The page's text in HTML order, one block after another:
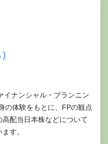
イナンシャル・プランニン
の体験をもとに、FPの観点
配当日本株などについて
す。